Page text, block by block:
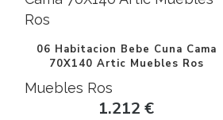
06 Habitacion Bebe Cuna Cama
70X140 Artic Muebles Ros
Muebles Ros
1.212€